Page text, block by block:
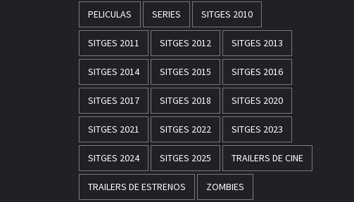
PELICULAS SERIES SITGES 2010
SITGES 2011 SITGES 2012 SITGES 2013
SITGES 2014 SITGES 2015 SITGES 2016
SITGES 2017 SITGES 2018 SITGES 2020
SITGES 2021 SITGES 2022 SITGES 2023
SITGES 2024 SITGES 2025 TRAILERS DE CINE
TRAILERS DE ESTRENOS ZOMBIES